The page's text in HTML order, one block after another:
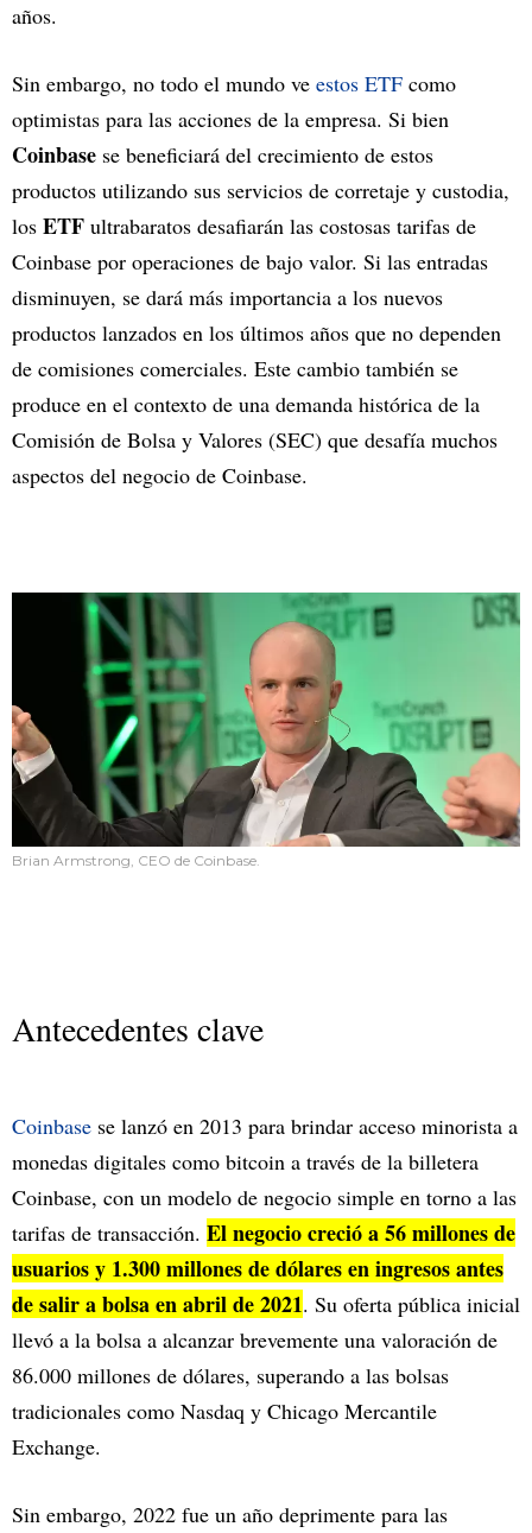
años.
Sin embargo, no todo el mundo ve estos ETF como
optimistas para las acciones de la empresa. Si bien
Coinbase se beneficiará del crecimiento de estos
productos utilizando sus servicios de corretaje y custodia,
los ETF ultrabaratos desafiarán las costosas tarifas de
Coinbase por operaciones de bajo valor. Si las entradas
disminuyen, se dará más importancia a los nuevos
productos lanzados en los últimos años que no dependen
de comisiones comerciales. Este cambio también se
produce en el contexto de una demanda histórica de la
Comisión de Bolsa y Valores (SEC) que desafía muchos
aspectos del negocio de Coinbase.
Brian Armstrong, CEO de Coinbase.
Antecedentes clave
Coinbase se lanzó en 2013 para brindar acceso minorista a
monedas digitales como bitcoin a través de la billetera
Coinbase, con un modelo de negocio simple en torno a las
tarifas de transacción. El negocio creció a 56 millones de
usuarios y 1.300 millones de dólares en ingresos antes
de salir a bolsa en abril de 2021. Su oferta pública inicial
llevó a la bolsa a alcanzar brevemente una valoración de
86.000 millones de dólares, superando a las bolsas
tradicionales como Nasdaq y Chicago Mercantile
Exchange.
Sin embargo, 2022 fue un año deprimente para las